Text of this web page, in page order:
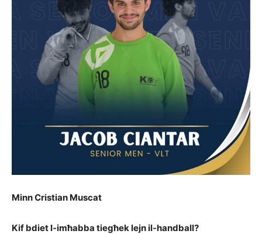
Minn Cristian Muscat
Kif bdiet l-imħabba tiegħek lejn il-handball?